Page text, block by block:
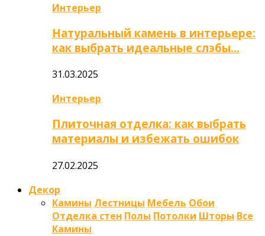
Интерьер
Натуральный камень в интерьере:
как выбрать идеальные слэбы…
31.03.2025
Интерьер
Плиточная отделка: как выбрать
материалы и избежать ошибок
27.02.2025
Декор
Камины Лестницы Мебель Обои
Отделка стен Полы Потолки Шторы Все
Камины